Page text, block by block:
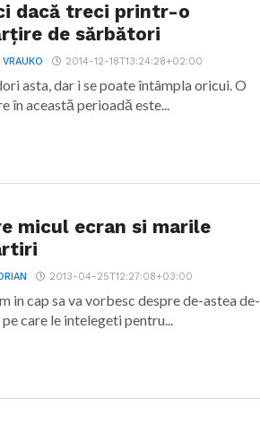
dacă treci printr-o
de sărbători
2014-12-18T13:24:28+02:00
asta, dar i se poate întâmpla oricui. O
în această perioadă este...
micul ecran si marile
2013-04-25T12:27:08+03:00
in cap sa va vorbesc despre de-astea de-
pe care le intelegeti pentru...